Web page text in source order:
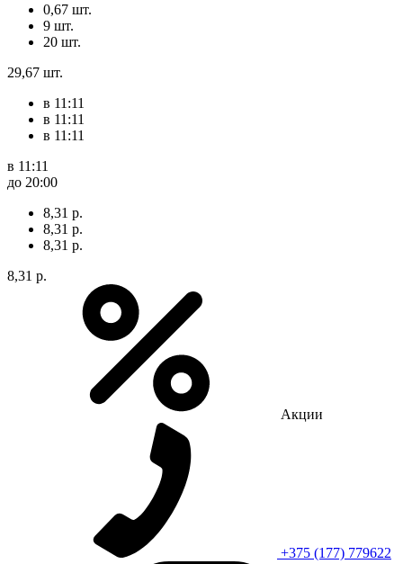
0,67 шт.
9 шт.
20 шт.
29,67 шт.
в 11:11
в 11:11
в 11:11
в 11:11
до 20:00
8,31 р.
8,31 р.
8,31 р.
8,31 р.
Акции
+375 (177) 779622